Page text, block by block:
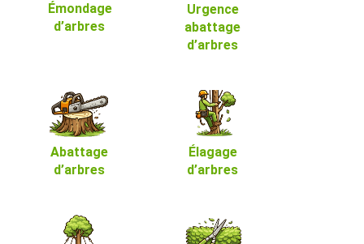
Émondage
d’arbres
Urgence
abattage
d’arbres
Abattage
d’arbres
Élagage
d’arbres